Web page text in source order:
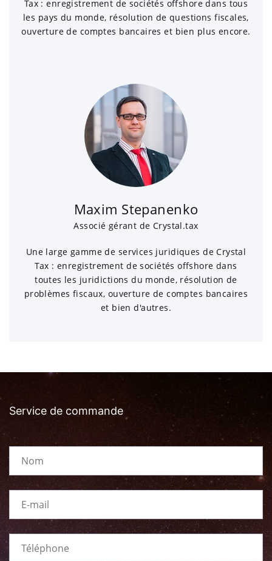
Tax : enregistrement de sociétés offshore dans tous
les pays du monde, résolution de questions fiscales,
ouverture de comptes bancaires et bien plus encore.
Maxim Stepanenko
Associé gérant de Crystal.tax
Une large gamme de services juridiques de Crystal
Tax : enregistrement de sociétés offshore dans
toutes les juridictions du monde, résolution de
problèmes fiscaux, ouverture de comptes bancaires
et bien d'autres.
Service de commande